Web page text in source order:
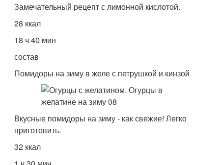
Замечательный рецепт с лимонной кислотой.
28 ккал
18 ч 40 мин
состав
Помидоры на зиму в желе с петрушкой и кинзой
Вкусные помидоры на зиму - как свежие! Легко
приготовить.
32 ккал